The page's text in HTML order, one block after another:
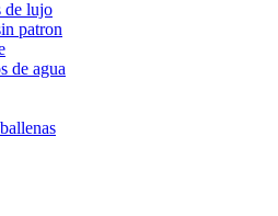
de lujo
patron
de agua